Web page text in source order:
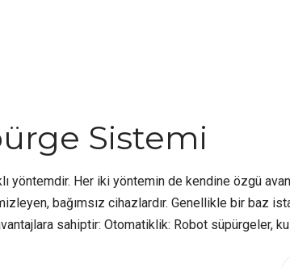
Sistemi
Her iki yöntemin de kendine özgü
bağımsız cihazlardır. Genellikle bir baz
sahiptir: Otomatiklik: Robot süpürgeler,